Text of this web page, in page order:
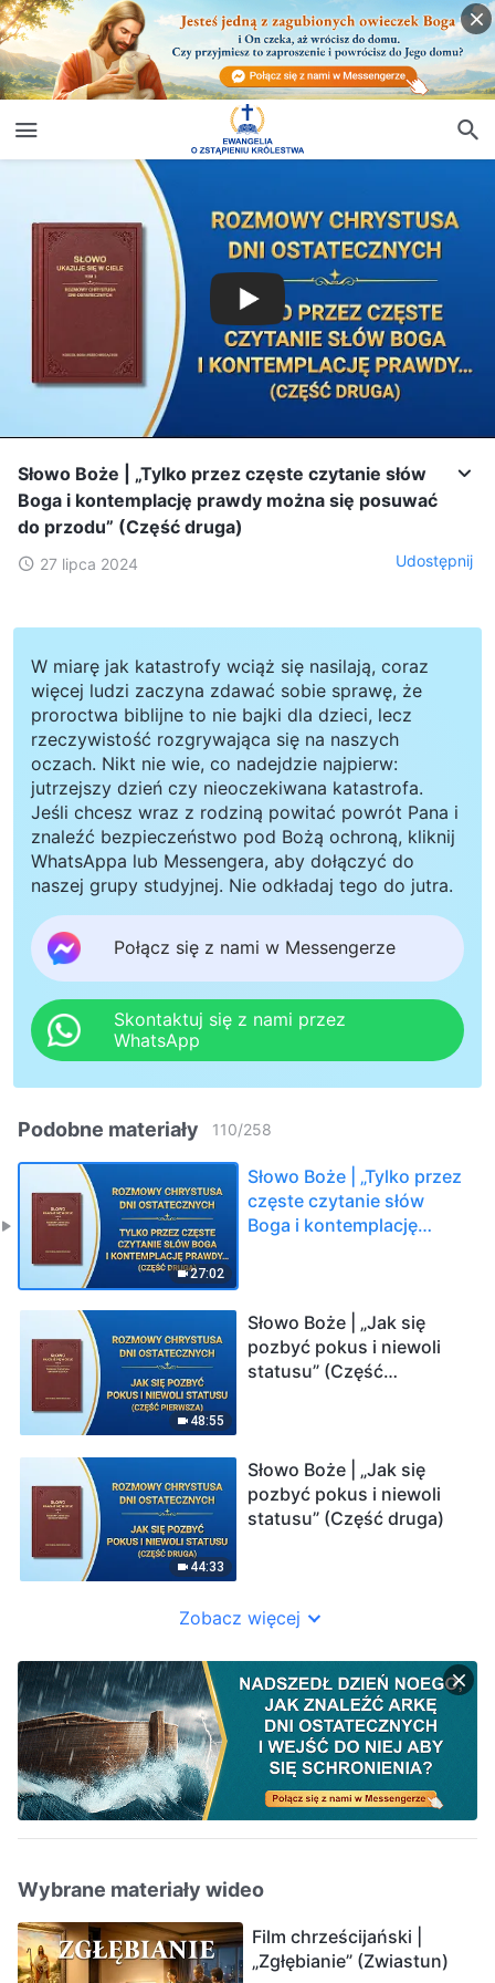
Słowo Boże | „Tylko przez częste czytanie słów
Boga i kontemplację prawdy można się posuwać
do przodu” (Część druga)
27 lipca 2024 Udostępnij
W miarę jak katastrofy wciąż się nasilają, coraz
więcej ludzi zaczyna zdawać sobie sprawę, że
proroctwa biblijne to nie bajki dla dzieci, lecz
rzeczywistość rozgrywająca się na naszych
oczach. Nikt nie wie, co nadejdzie najpierw:
jutrzejszy dzień czy nieoczekiwana katastrofa.
Jeśli chcesz wraz z rodziną powitać powrót Pana i
znaleźć bezpieczeństwo pod Bożą ochroną, kliknij
WhatsAppa lub Messengera, aby dołączyć do
naszej grupy studyjnej. Nie odkładaj tego do jutra.
Połącz się z nami w Messengerze
Skontaktuj się z nami przez
WhatsApp
Podobne materiały 110/258
27:02
Słowo Boże | „Tylko przez
częste czytanie słów
Boga i kontemplację
48:55
Słowo Boże | „Jak się
pozbyć pokus i niewoli
statusu” (Część
44:33
Słowo Boże | „Jak się
pozbyć pokus i niewoli
statusu” (Część druga)
Zobacz więcej
Wybrane materiały wideo
Film chrześcijański |
„Zgłębianie” (Zwiastun)